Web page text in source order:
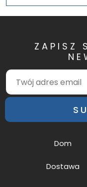
ZAPISZ
Dom
Dostawa